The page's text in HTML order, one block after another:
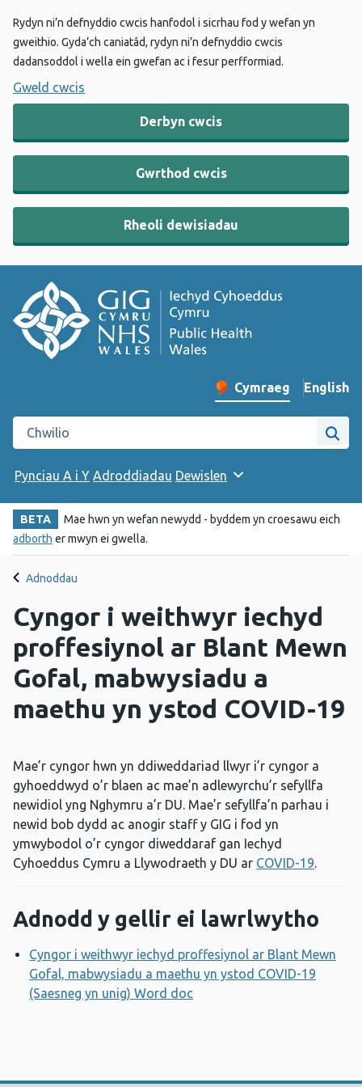
Rydyn ni’n defnyddio cwcis hanfodol i sicrhau fod y wefan yn
gweithio. Gyda’ch caniatâd, rydyn ni’n defnyddio cwcis
dadansoddol i wella ein gwefan ac i fesur perfformiad.
Gweld cwcis
Derbyn cwcis
Gwrthod cwcis
Rheoli dewisiadau
Newid iaith y wefan
Cymraeg English
–
Chwilio gwefan Iechyd Cyhoeddus Cymru
Pynciau A i Y Adroddiadau Dewislen
BETA
Mae hwn yn wefan newydd - byddem yn croesawu eich
adborth er mwyn ei gwella.
Adnoddau
Cyngor i weithwyr iechyd
proffesiynol ar Blant Mewn
Gofal, mabwysiadu a
maethu yn ystod COVID-19
Mae’r cyngor hwn yn ddiweddariad llwyr i’r cyngor a
gyhoeddwyd o’r blaen ac mae’n adlewyrchu’r sefyllfa
newidiol yng Nghymru a’r DU. Mae’r sefyllfa’n parhau i
newid bob dydd ac anogir staff y GIG i fod yn
ymwybodol o’r cyngor diweddaraf gan Iechyd
Cyhoeddus Cymru a Llywodraeth y DU ar COVID-19.
Adnodd y gellir ei lawrlwytho
Cyngor i weithwyr iechyd proffesiynol ar Blant Mewn
Gofal, mabwysiadu a maethu yn ystod COVID-19
(Saesneg yn unig) Word doc